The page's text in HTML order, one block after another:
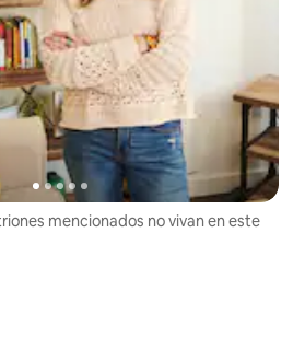
mencionados no vivan en este